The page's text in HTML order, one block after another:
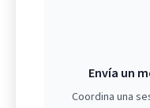
Envía un
Coordina una